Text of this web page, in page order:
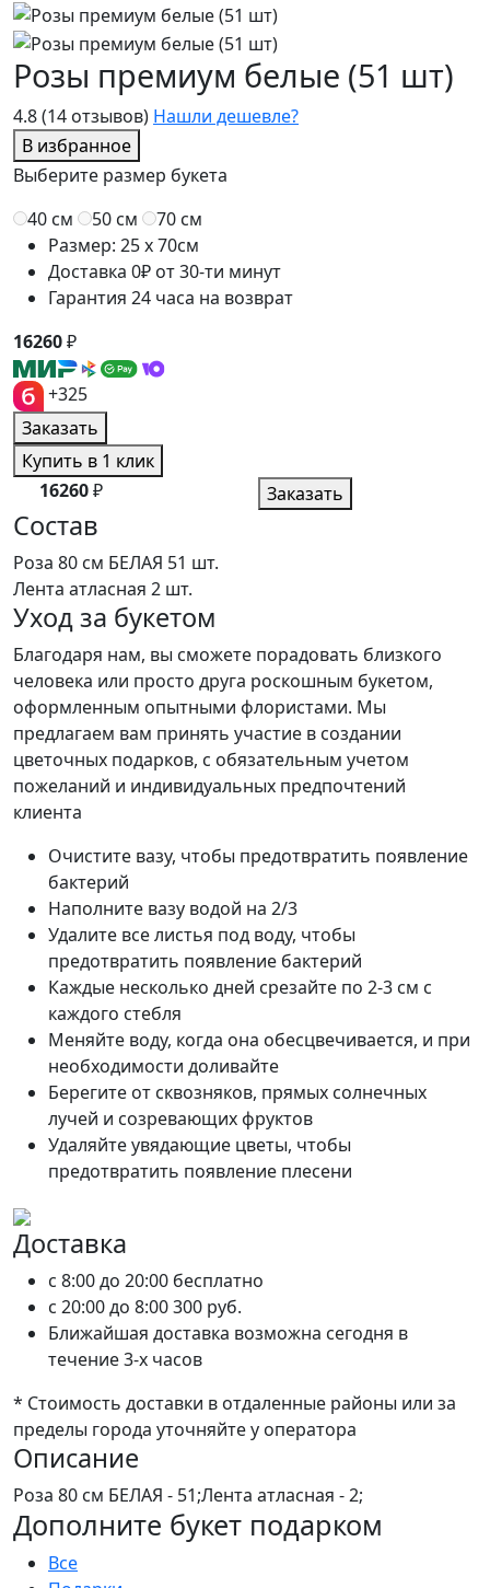
4.8(14 отзывов) Нашли дешевле?
В избранное
Розы премиум белые (51 шт)
Выберите размер букета
40 см
50 см
70 см
Размер: 25 x 70см
Доставка 0₽ от 30-ти минут
Гарантия 24 часа на возврат
16260₽
+325
Заказать
Купить в 1 клик
16260₽ Заказать
Состав
Роза 80 см БЕЛАЯ 51 шт.
Лента атласная 2 шт.
Уход за букетом
Благодаря нам, вы сможете порадовать близкого
человека или просто друга роскошным букетом,
оформленным опытными флористами. Мы
предлагаем вам принять участие в создании
цветочных подарков, с обязательным учетом
пожеланий и индивидуальных предпочтений
клиента
Очистите вазу, чтобы предотвратить появление
бактерий
Наполните вазу водой на 2/3
Удалите все листья под воду, чтобы
предотвратить появление бактерий
Каждые несколько дней срезайте по 2-3 см с
каждого стебля
Меняйте воду, когда она обесцвечивается, и при
необходимости доливайте
Берегите от сквозняков, прямых солнечных
лучей и созревающих фруктов
Удаляйте увядающие цветы, чтобы
предотвратить появление плесени
Доставка
c 8:00 до 20:00 бесплатно
c 20:00 до 8:00300 руб.
Ближайшая доставка возможна сегодня в
течение 3-х часов
* Стоимость доставки в отдаленные районы или за
пределы города уточняйте у оператора
Описание
Роза 80 см БЕЛАЯ - 51;Лента атласная - 2;
Дополните букет подарком
Все